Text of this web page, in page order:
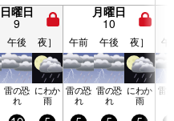
日曜日
9
月曜日
10
午後 夜］ 午前 午後 夜］ 午
雷の恐
れ
にわか
雨
雷の恐
れ
雷の恐
れ
にわか
雨
雷